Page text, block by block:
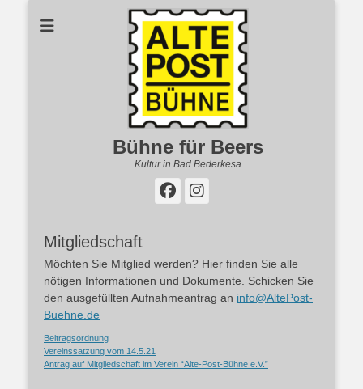
Bühne für Beers
Kultur in Bad Bederkesa
Facebook
Instagram
Mitgliedschaft
Möchten Sie Mitglied werden? Hier finden Sie alle
nötigen Informationen und Dokumente. Schicken Sie
den ausgefüllten Aufnahmeantrag an info@AltePost-
Buehne.de
Beitragsordnung
Vereinssatzung vom 14.5.21
Antrag auf Mitgliedschaft im Verein “Alte-Post-Bühne e.V.”